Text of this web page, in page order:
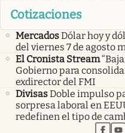
Cotizaciones
MercadosDólar hoy y
del viernes 7 de agosto
El Cronista Stream
Gobierno para
exdirector del FMI
DivisasDoble impulso
sorpresa laboral en
redefinen el tipo de